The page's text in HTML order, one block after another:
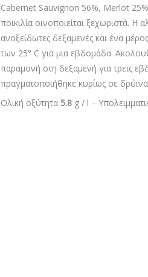
Cabernet Sauvignon 56%, Merlot
ποικιλία οινοποιείται ξεχωριστά.
ανοξείδωτες δεξαμενές και ένα
των 25° C για μια εβδομάδα.
παραμονή στη δεξαμενή για τρεις
πραγματοποιήθηκε κυρίως σε
Ολική οξύτητα 5.8 g / l –